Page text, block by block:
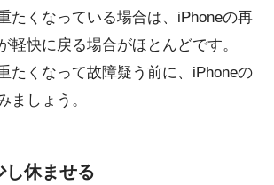
たくなっている場合は、iPhoneの再
軽快に戻る場合がほとんどです。
たくなって故障疑う前に、iPhoneの
ましょう。
休ませる